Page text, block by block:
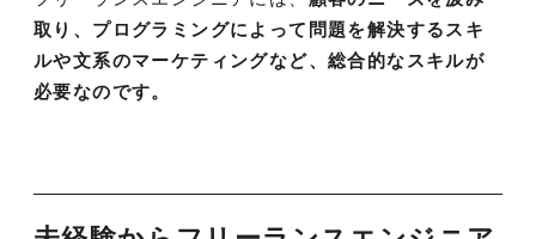
取り、プログラミングによって問題を解決するスキ
ルや文系のマーケティングなど、総合的なスキルが
必要なのです。